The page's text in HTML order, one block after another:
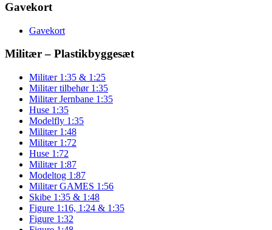
Gavekort
Gavekort
Militær – Plastikbyggesæt
Militær 1:35 & 1:25
Militær tilbehør 1:35
Militær Jernbane 1:35
Huse 1:35
Modelfly 1:35
Militær 1:48
Militær 1:72
Huse 1:72
Militær 1:87
Modeltog 1:87
Militær GAMES 1:56
Skibe 1:35 & 1:48
Figure 1:16, 1:24 & 1:35
Figure 1:32